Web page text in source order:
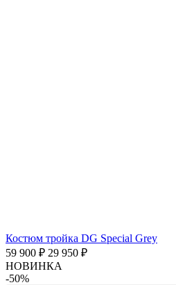
Костюм тройка DG Special Grey
59 900 ₽ 29 950 ₽
НОВИНКА
-50%